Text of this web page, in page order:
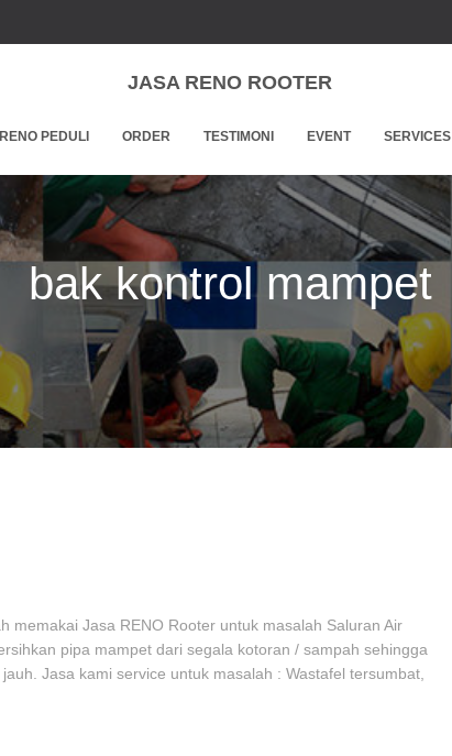
JASA RENO ROOTER
RENO PEDULI ORDER TESTIMONI EVENT SERVICES
bak kontrol mampet
memakai Jasa RENO Rooter untuk masalah Saluran Air
pipa mampet dari segala kotoran / sampah sehingga
Jasa kami service untuk masalah : Wastafel tersumbat,